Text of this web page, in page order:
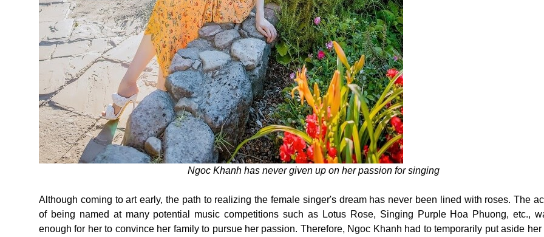
Ngoc Khanh has never given up on her passion for singing
Although coming to art early, the path to realizing the female singer's dream has never been lined with roses. The
of being named at many potential music competitions such as Lotus Rose, Singing Purple Hoa Phuong, etc.,
enough for her to convince her family to pursue her passion. Therefore, Ngoc Khanh had to temporarily put aside her